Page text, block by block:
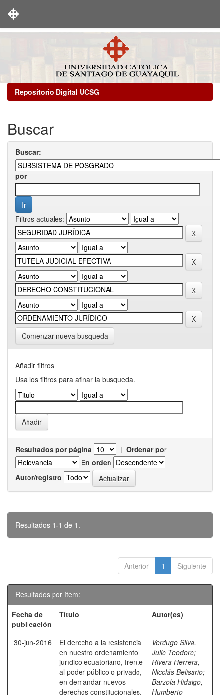
Repositorio Digital UCSG
Buscar
Buscar:
por
Filtros actuales:
Comenzar nueva busqueda
Añadir filtros:
Usa los filtros para afinar la busqueda.
Resultados por página | Ordenar por
En orden
Autor/registro
Resultados 1-1 de 1.
Anterior 1 Siguiente
Resultados por ítem:
Fecha de
publicación
Título Autor(es)
30-jun-2016
El derecho a la resistencia
en nuestro ordenamiento
jurídico ecuatoriano, frente
al poder público o privado,
en demandar nuevos
derechos constitucionales.
Verdugo Silva,
Julio Teodoro;
Rivera Herrera,
Nicolás Belisario;
Barzola Hidalgo,
Humberto